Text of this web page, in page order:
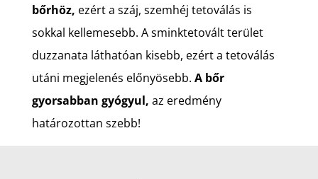
bőrhöz, ezért a száj, szemhéj tetoválás is
sokkal kellemesebb. A sminktetovált terület
duzzanata láthatóan kisebb, ezért a tetoválás
utáni megjelenés előnyösebb. A bőr
gyorsabban gyógyul, az eredmény
határozottan szebb!